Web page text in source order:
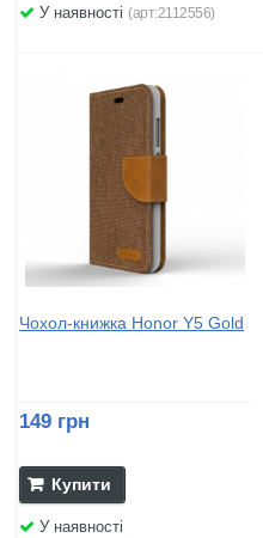
У наявності (арт:2112556)
Чохол-книжка Honor Y5 Gold
149 грн
Купити
У наявності